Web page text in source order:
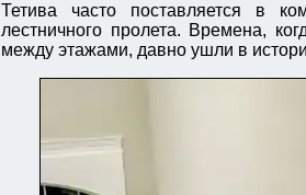
Тетива часто поставляется в
лестничного пролета. Времена,
между этажами, давно ушли в